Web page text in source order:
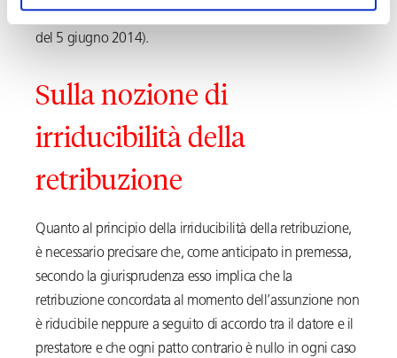
alcuna perdita patrimoniale (Trib. di Bologna, sentenza
del 5 giugno 2014).
Sulla nozione di
irriducibilità della
retribuzione
Quanto al principio della irriducibilità della retribuzione,
è necessario precisare che, come anticipato in premessa,
secondo la giurisprudenza esso implica che la
retribuzione concordata al momento dell’assunzione non
è riducibile neppure a seguito di accordo tra il datore e il
prestatore e che ogni patto contrario è nullo in ogni caso